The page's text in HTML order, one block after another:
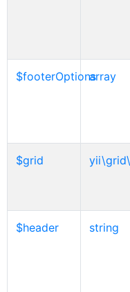
$footerOptionsarray
$grid
$header string